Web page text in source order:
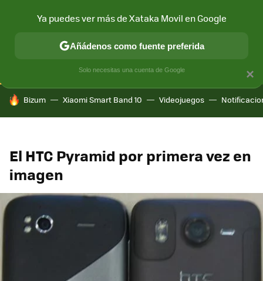
CONECTIVIDAD MÓVIL Y SOCIEDAD APLICACIONES
HOY SE HABLA DE
Bizum Xiaomi Smart Band 10 Videojuegos
El HTC Pyramid por primera vez en
imagen
×
Ya puedes ver más de Xataka Movil en Google
Añádenos como fuente preferida
Solo necesitas una cuenta de Google